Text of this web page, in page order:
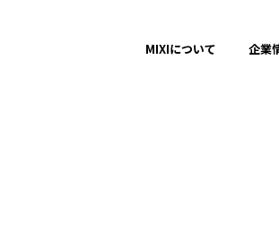
MIXIについて 企業